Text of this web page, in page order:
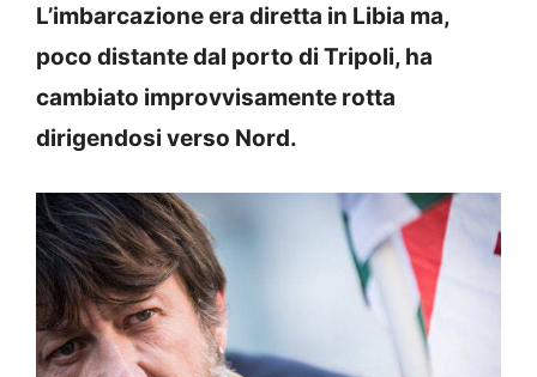
L’imbarcazione era diretta in Libia ma,
poco distante dal porto di Tripoli, ha
cambiato improvvisamente rotta
dirigendosi verso Nord.